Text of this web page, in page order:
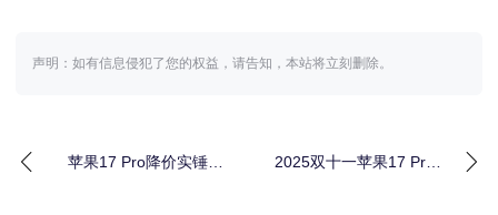
声明：如有信息侵犯了您的权益，请告知，本站将立刻删除。
苹果17 Pro降价实锤！
2025双十一苹果17 Pro